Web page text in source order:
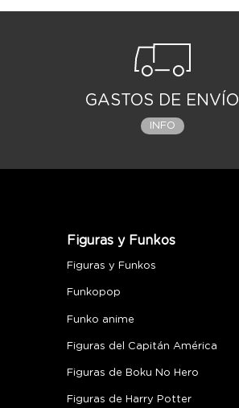
GASTOS DE ENVÍO
INFO
Figuras y Funkos
Figuras y Funkos
Funkopop
Funko anime
Figuras del Capitán América
Figuras de Boku No Hero
Figuras de Harry Potter